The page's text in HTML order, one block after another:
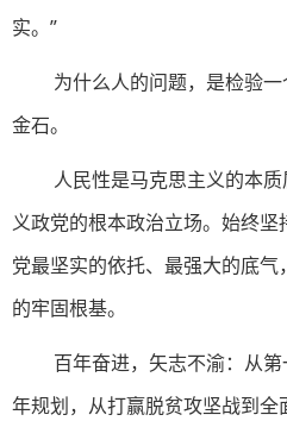
实。”
为什么人的问题，是检验
金石。
人民性是马克思主义的本
义政党的根本政治立场。始终
党最坚实的依托、最强大的底
的牢固根基。
百年奋进，矢志不渝：从
年规划，从打赢脱贫攻坚战到